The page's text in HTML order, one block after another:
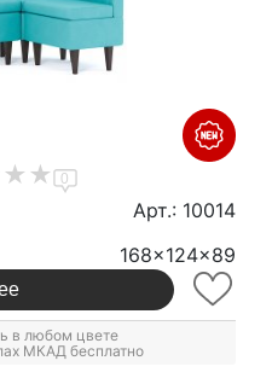
0
Арт.: 10014
168x124x89
в любом цвете
МКАД бесплатно